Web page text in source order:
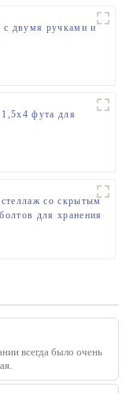
с двумя ручками и
фута для
со скрытым
для хранения
всегда было очень